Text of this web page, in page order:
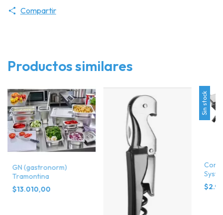
Compartir
Productos similares
GN (gastronorm)
Tramontina
$13.010,00
Sin stock